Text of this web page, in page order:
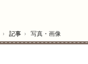
› 記事 › 写真・画像